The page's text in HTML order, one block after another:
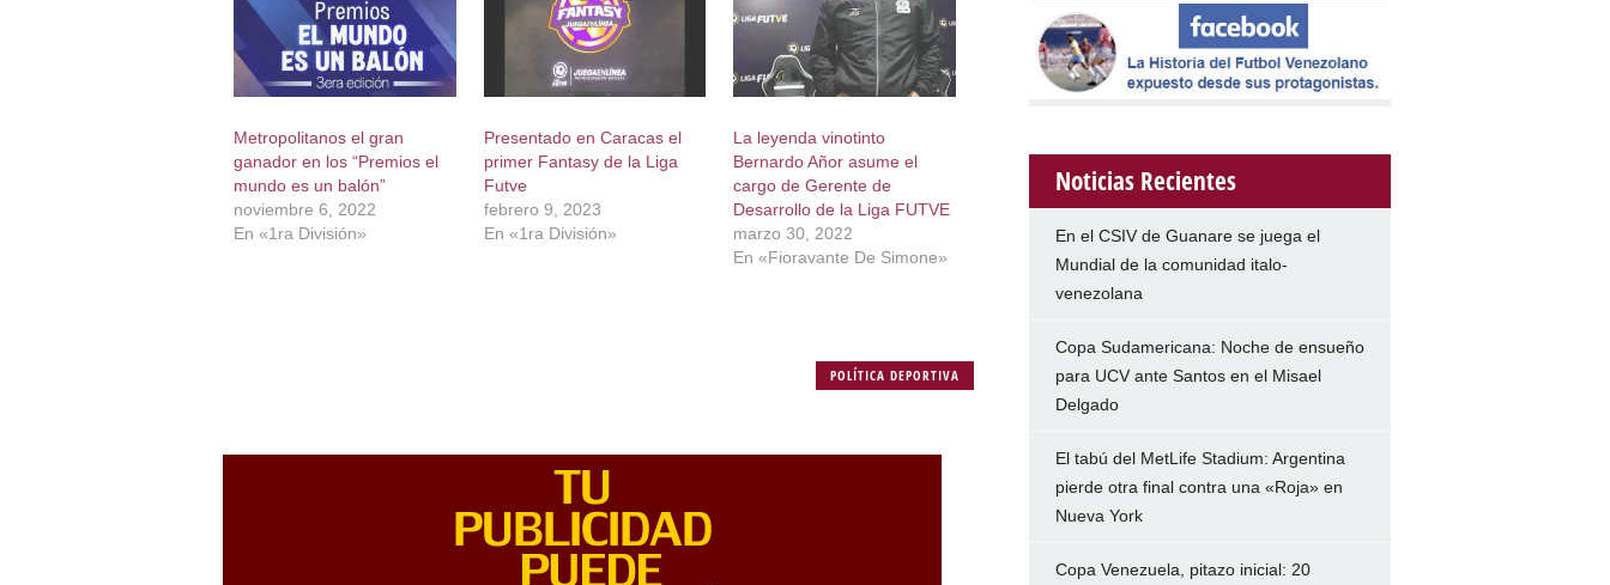
Metropolitanos el gran
ganador en los “Premios el
mundo es un balón”
noviembre 6, 2022
En «1ra División»
Presentado en Caracas el
primer Fantasy de la Liga
Futve
febrero 9, 2023
En «1ra División»
La leyenda vinotinto
Bernardo Añor asume el
cargo de Gerente de
Desarrollo de la Liga FUTVE
marzo 30, 2022
En «Fioravante De Simone»
POLÍTICA DEPORTIVA
Noticias Recientes
En el CSIV de Guanare se juega el
Mundial de la comunidad italo-
venezolana
Copa Sudamericana: Noche de ensueño
para UCV ante Santos en el Misael
Delgado
El tabú del MetLife Stadium: Argentina
pierde otra final contra una «Roja» en
Nueva York
Copa Venezuela, pitazo inicial: 20